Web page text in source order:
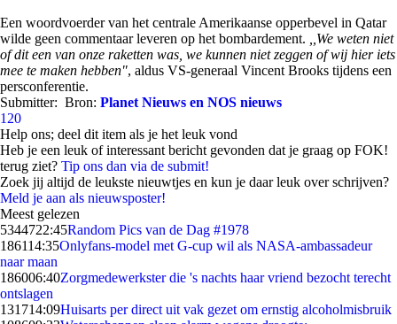
Een woordvoerder van het centrale Amerikaanse opperbevel in Qatar
wilde geen commentaar leveren op het bombardement.
,,We weten niet
of dit een van onze raketten was, we kunnen niet zeggen of wij hier iets
mee te maken hebben", aldus VS-generaal Vincent Brooks tijdens een
persconferentie.
Submitter: Bron: Planet Nieuws en NOS nieuws
120
Help ons; deel dit item als je het leuk vond
Heb je een leuk of interessant bericht gevonden dat je graag op FOK!
terug ziet? Tip ons dan via de submit!
Zoek jij altijd de leukste nieuwtjes en kun je daar leuk over schrijven?
Meld je aan als nieuwsposter!
Meest gelezen
5344722:45Random Pics van de Dag #1978
186114:35Onlyfans-model met G-cup wil als NASA-ambassadeur
naar maan
186006:40Zorgmedewerkster die 's nachts haar vriend bezocht terecht
ontslagen
131714:09Huisarts per direct uit vak gezet om ernstig alcoholmisbruik